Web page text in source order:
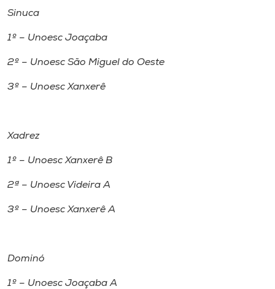
Sinuca
1º – Unoesc Joaçaba
2º – Unoesc São Miguel do Oeste
3º – Unoesc Xanxerê
Xadrez
1º – Unoesc Xanxerê B
2ª – Unoesc Videira A
3º – Unoesc Xanxerê A
Dominó
1º – Unoesc Joaçaba A